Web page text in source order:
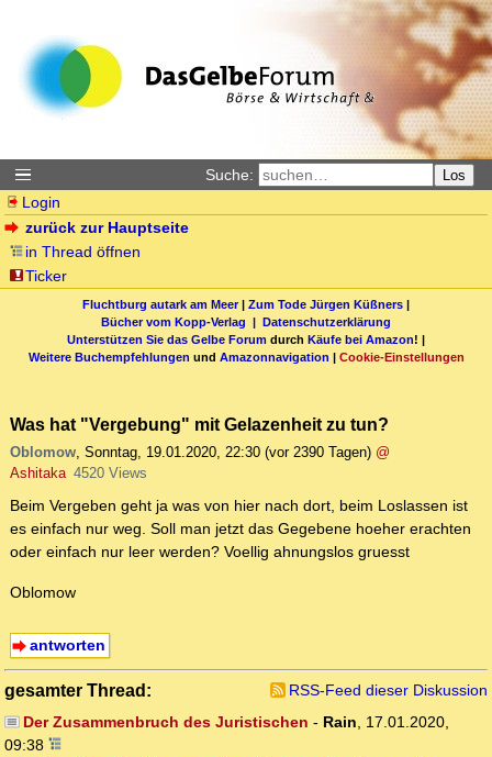
Suche: Los
Login
zurück zur Hauptseite
in Thread öffnen
Ticker
Fluchtburg autark am Meer| Zum Tode Jürgen Küßners |
Bücher vom Kopp-Verlag | Datenschutzerklärung
Unterstützen Sie das Gelbe Forum durch Käufe bei Amazon! |
Weitere Buchempfehlungen und Amazonnavigation | Cookie-Einstellungen
Was hat "Vergebung" mit Gelazenheit zu tun?
Oblomow, Sonntag, 19.01.2020, 22:30 (vor 2390 Tagen) @
Ashitaka 4520 Views
Beim Vergeben geht ja was von hier nach dort, beim Loslassen ist
es einfach nur weg. Soll man jetzt das Gegebene hoeher erachten
oder einfach nur leer werden? Voellig ahnungslos gruesst
Oblomow
antworten
gesamter Thread:
RSS-Feed dieser Diskussion
Der Zusammenbruch des Juristischen - Rain, 17.01.2020,
09:38